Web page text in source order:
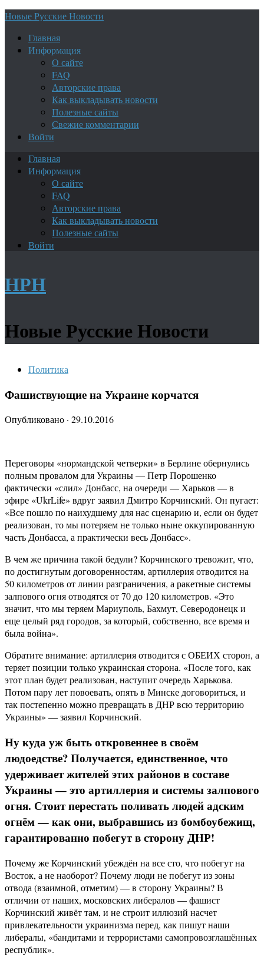
Новые Русские Новости
Главная
Информация
О сайте
FAQ
Авторские права
Как выкладывать новости
Полезные сайты
Свежие комментарии
Войти
Главная
Информация
О сайте
FAQ
Авторские права
Как выкладывать новости
Полезные сайты
Войти
НРН
Новые Русские Новости
Политика
Фашиствующие на Украине корчатся
Опубликовано · 29.10.2016
Переговоры «нормандской четверки» в Берлине обернулись
полным провалом для Украины — Петр Порошенко
фактически «слил» Донбасс, на очереди — Харьков — в
эфире «UkrLife» вдруг заявил Дмитро Корчинский. Он пугает:
«Все пошло по наихудшему для нас сценарию и, если он будет
реализован, то мы потеряем не только ныне оккупированную
часть Донбасса, а практически весь Донбасс».
В чем же причина такой бедули? Корчинского тревожит, что,
по достигнутым договоренностям, артиллерия отводится на
50 километров от линии разграничения, а ракетные системы
залпового огня отводятся от 70 до 120 километров. «Это
значит, что мы теряем Мариуполь, Бахмут, Северодонецк и
еще целый ряд городов, за который, собственно, все время и
была война».
Обратите внимание: артиллерия отводится с ОБЕИХ сторон, а
теряет позиции только украинская сторона. «После того, как
этот план будет реализован, наступит очередь Харькова.
Потом пару лет повоевать, опять в Минске договориться, и
так постепенно можно превращать в ДНР всю территорию
Украины» — заявил Корчинский.
Ну куда уж быть откровеннее в своём
людоедстве? Получается, единственное, что
удерживает жителей этих районов в составе
Украины — это артиллерия и системы залпового
огня. Стоит перестать поливать людей адским
огнём — как они, выбравшись из бомбоубежищ,
гарантированно побегут в сторону ДНР!
Почему же Корчинский убеждён на все сто, что побегут на
Восток, а не наоборот? Почему люди не побегут из зоны
отвода (взаимной, отметим) — в сторону Украины? В
отличии от наших, московских либералов — фашист
Корчинский живёт там, и не строит иллюзий насчет
привлекательности украинизма перед, как пишут наши
либералы, «бандитами и террористами самопровозглашённых
республик».